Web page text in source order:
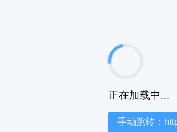
正在加载中...
手动跳转：